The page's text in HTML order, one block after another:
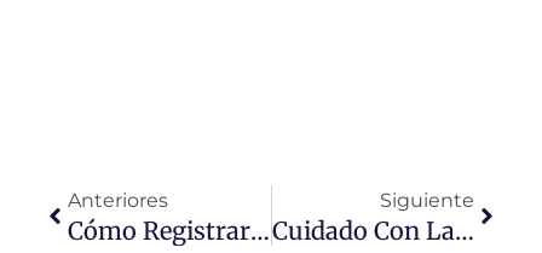
Anteriores
Cómo Registrar Una Marca
Siguiente
Cuidado Con La Estafa En Los Portales De Compra Y Venta